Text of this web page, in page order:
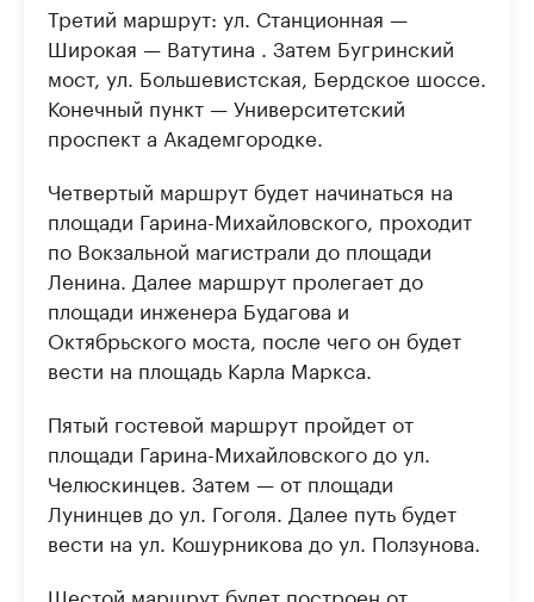
Третий маршрут: ул. Станционная —
Широкая — Ватутина . Затем Бугринский
мост, ул. Большевистская, Бердское шоссе.
Конечный пункт — Университетский
проспект а Академгородке.
Четвертый маршрут будет начинаться на
площади Гарина-Михайловского, проходит
по Вокзальной магистрали до площади
Ленина. Далее маршрут пролегает до
площади инженера Будагова и
Октябрьского моста, после чего он будет
вести на площадь Карла Маркса.
Пятый гостевой маршрут пройдет от
площади Гарина-Михайловского до ул.
Челюскинцев. Затем — от площади
Лунинцев до ул. Гоголя. Далее путь будет
вести на ул. Кошурникова до ул. Ползунова.
Шестой маршрут будет построен от